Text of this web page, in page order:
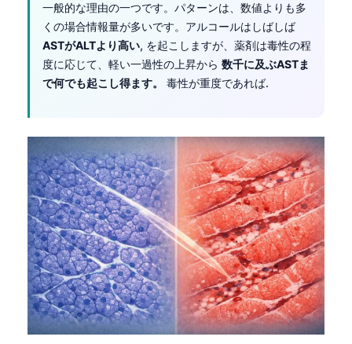
一般的な理由の一つです。パターンは、数値よりも多
くの場合情報量が多いです。アルコールはしばしば
ASTがALTより高い, を起こしますが、薬剤は毒性の程
度に応じて、軽い一過性の上昇から 数千に及ぶASTま
で何でも起こし得ます。
毒性が重度であれば.
Hrvatski
Slovenčina
كوردی‎
پښتو
سنڌي
සිංහල
অসমীয়া
Galego
Македонски јазик
Euskara
Gàidhlig
Occitan